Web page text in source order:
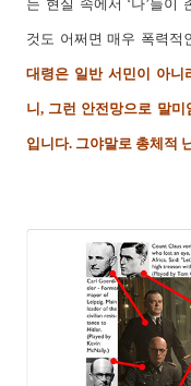
는 현실 속에서 ‘나’들이
것도 어쩌면 매우 폭력적
대령은 일반 서민이 아니
니, 그런 안전망으로 말미
입니다. 그야말로 총체적